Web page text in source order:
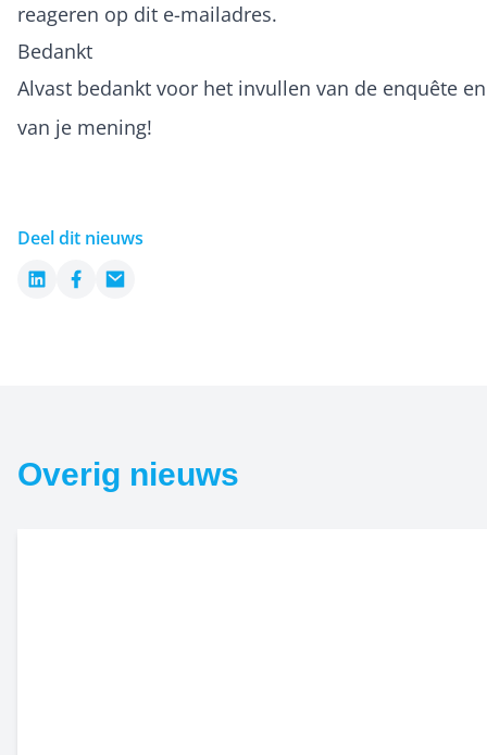
reageren op dit e-mailadres.
Bedankt
Alvast bedankt voor het invullen van de enquête
van je mening!
Deel dit nieuws
LinkedInFacebook
Email
Overig nieuws